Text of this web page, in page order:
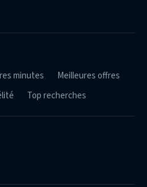
minutes
Meilleures offres
Top recherches